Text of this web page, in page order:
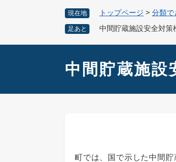
現在地 トップページ > 分類で
足あと 中間貯蔵施設安全対策
中間貯蔵施設
町では、国で示した中間